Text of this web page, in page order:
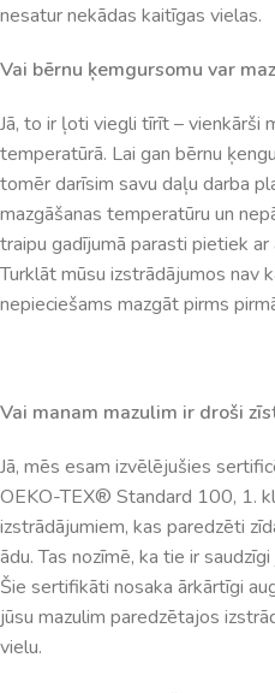
nesatur nekādas kaitīgas vielas.
Vai bērnu ķemgursomu var
Jā, to ir ļoti viegli tīrīt – vienkārši
temperatūrā. Lai gan bērnu
tomēr darīsim savu daļu darba
mazgāšanas temperatūru un
traipu gadījumā parasti pietiek ar
Turklāt mūsu izstrādājumos nav
nepieciešams mazgāt pirms
Vai manam mazulim ir droši
Jā, mēs esam izvēlējušies
OEKO-TEX® Standard 100, 1.
izstrādājumiem, kas paredzēti
ādu. Tas nozīmē, ka tie ir
Šie sertifikāti nosaka ārkārtīgi
jūsu mazulim paredzētajos
vielu.